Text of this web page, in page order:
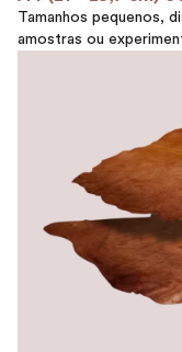
Tamanhos pequenos,
amostras ou